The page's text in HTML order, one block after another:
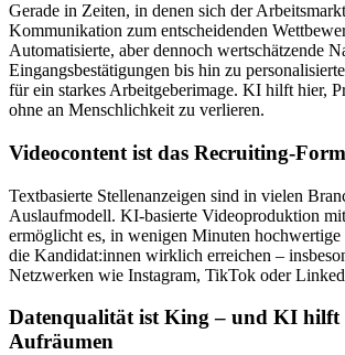
Gerade in Zeiten, in denen sich der
Kommunikation zum entscheidenden
Automatisierte, aber dennoch wertschätzende
Eingangsbestätigungen bis hin zu
für ein starkes Arbeitgeberimage. KI hilft hier,
ohne an Menschlichkeit zu verlieren.
Videocontent ist das Recruiting-
Textbasierte Stellenanzeigen sind in vielen
Auslaufmodell. KI-basierte Videoproduktion
ermöglicht es, in wenigen Minuten hochwertige
die Kandidat:innen wirklich erreichen –
Netzwerken wie Instagram, TikTok oder
Datenqualität ist King – und KI hilft
Aufräumen